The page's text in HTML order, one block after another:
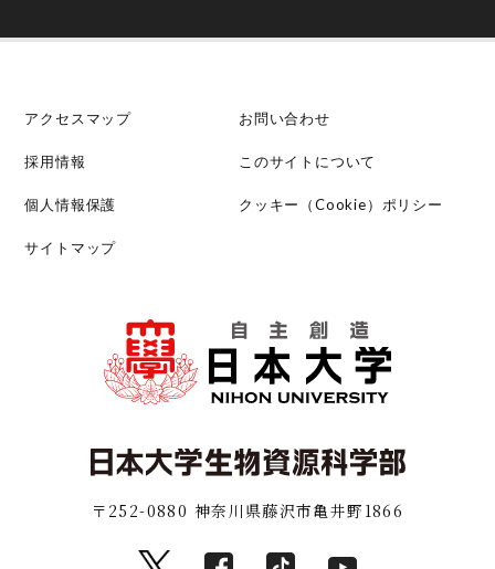
アクセスマップ お問い合わせ
採用情報 このサイトについて
個人情報保護 クッキー（Cookie）ポリシー
サイトマップ
〒252-0880 神奈川県藤沢市亀井野1866